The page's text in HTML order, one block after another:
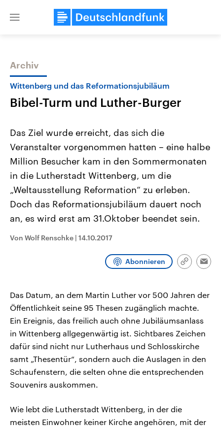
Close
Themen
Landtagswahl Sachsen-Anhalt
2026
Alle Informationen
Sachsen-Anhalt wählt am 6.
September 2026 einen neuen
Bundesland von einer Koalition aus
Umfragen, Prognosen,
Wahlprogramme, aktuelle Berichte
und Kandidaten der anstehenden
Aktuelle Beiträge,
Hintergründe
Wirtschaftlich und
gehören die Vereinigten
mit großem Einfluss auf
Archiv
Wittenberg und das Reformationsjubiläum
Bibel-Turm und Luther-Burger
Das Ziel wurde erreicht, das sich die
Veranstalter vorgenommen hatten – eine halbe
Million Besucher kam in den Sommermonaten
in die Lutherstadt Wittenberg, um die
„Weltausstellung Reformation“ zu erleben.
Doch das Reformationsjubiläum dauert noch
an, es wird erst am 31.Oktober beendet sein.
Von Wolf Renschke | 14.10.2017
Abonnieren
Link
Das Datum, an dem Martin Luther vor 500 Jahren der
Öffentlichkeit seine 95 Thesen zugänglich machte.
Ein Ereignis, das freilich auch ohne Jubiläumsanlass
in Wittenberg allgegenwärtig ist. Sichtbares Zeichen
dafür sind nicht nur Lutherhaus und Schlosskirche
samt „Thesentür“, sondern auch die Auslagen in den
Schaufenstern, die selten ohne die entsprechenden
Souvenirs auskommen.
Wie lebt die Lutherstadt Wittenberg, in der die
meisten Einwohner keiner Kirche angehören, mit der